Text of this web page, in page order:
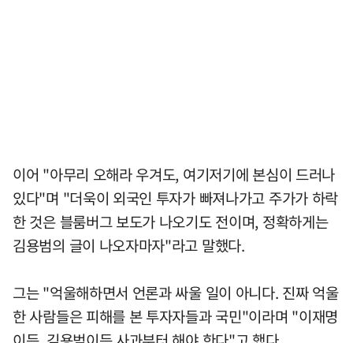
이어 "아무리 오해라 우겨도, 여기저기에 본심이 드러나
있다"며 "더욱이 외국인 투자가 빠져나가고 주가가 하락
한 것은 블룸버그 보도가 나오기도 전이며, 정확하게는
김용범의 글이 나오자마자"라고 말했다.
그는 "억울해하면서 언론과 싸울 일이 아니다. 진짜 억울
한 사람들은 피해를 본 투자자들과 국민"이라며 "이재명